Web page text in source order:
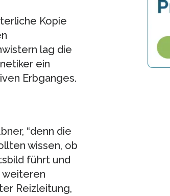
Kopie
lag die
ein
Erbganges.
“denn die
wissen, ob
führt und
weiteren
Reizleitung,